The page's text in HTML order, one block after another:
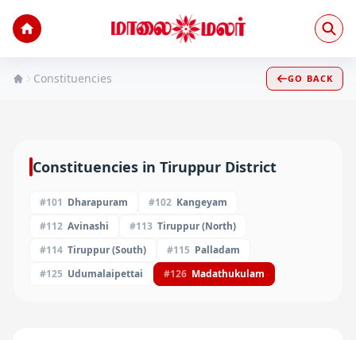
Constituencies GO BACK
Constituencies in Tiruppur District
#101 Dharapuram #102 Kangeyam
#112 Avinashi #113 Tiruppur (North)
#114 Tiruppur (South) #115 Palladam
#125 Udumalaipettai #126 Madathukulam